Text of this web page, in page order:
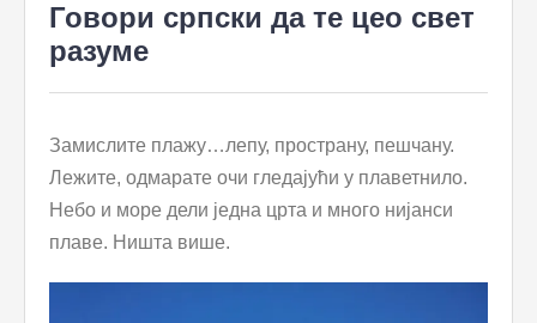
Говори српски да те цео свет
разуме
Замислите плажу…лепу, пространу, пешчану.
Лежите, одмарате очи гледајући у плаветнило.
Небо и море дели једна црта и много нијанси
плаве. Ништа више.